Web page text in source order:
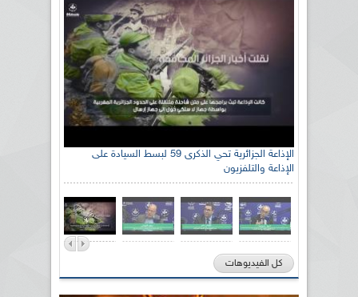
الإذاعة الجزائرية تحي الذكرى 59 لبسط السيادة على
الإذاعة والتلفزيون
كل الفيديوهات